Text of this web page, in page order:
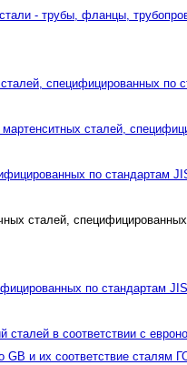
- трубы, фланцы,
специфицированных
сталей,
по стандартам
сталей,
по стандартам
сталей в соответствии с
GB и их соответствие